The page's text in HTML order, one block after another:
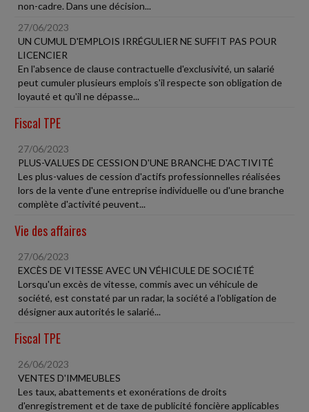
non-cadre. Dans une décision...
27/06/2023
UN CUMUL D'EMPLOIS IRRÉGULIER NE SUFFIT PAS POUR
LICENCIER
En l'absence de clause contractuelle d'exclusivité, un salarié
peut cumuler plusieurs emplois s'il respecte son obligation de
loyauté et qu'il ne dépasse...
Fiscal TPE
27/06/2023
PLUS-VALUES DE CESSION D'UNE BRANCHE D'ACTIVITÉ
Les plus-values de cession d'actifs professionnelles réalisées
lors de la vente d'une entreprise individuelle ou d'une branche
complète d'activité peuvent...
Vie des affaires
27/06/2023
EXCÈS DE VITESSE AVEC UN VÉHICULE DE SOCIÉTÉ
Lorsqu'un excès de vitesse, commis avec un véhicule de
société, est constaté par un radar, la société a l'obligation de
désigner aux autorités le salarié...
Fiscal TPE
26/06/2023
VENTES D'IMMEUBLES
Les taux, abattements et exonérations de droits
d'enregistrement et de taxe de publicité foncière applicables